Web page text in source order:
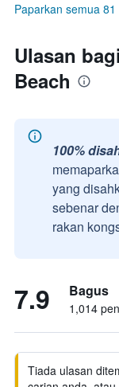
Paparkan semua
Ulasan
Beach
100%
yang
sebenar
rakan
7.9 Bagus
1,014
Tiada ulasan